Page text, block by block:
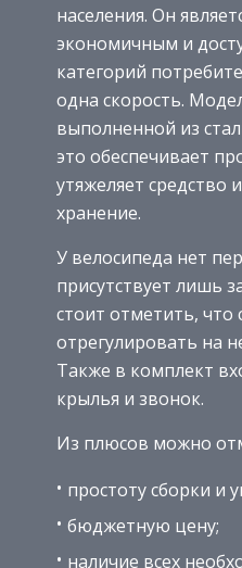
населения. Он
экономичным и
категорий
одна скорость.
выполненной из
это обеспечивает
утяжеляет средство
хранение.
У велосипеда нет
присутствует лишь
стоит отметить,
отрегулировать на
Также в комплект
крылья и звонок.
Из плюсов можно
простоту сборки и
бюджетную цену;
наличие всех